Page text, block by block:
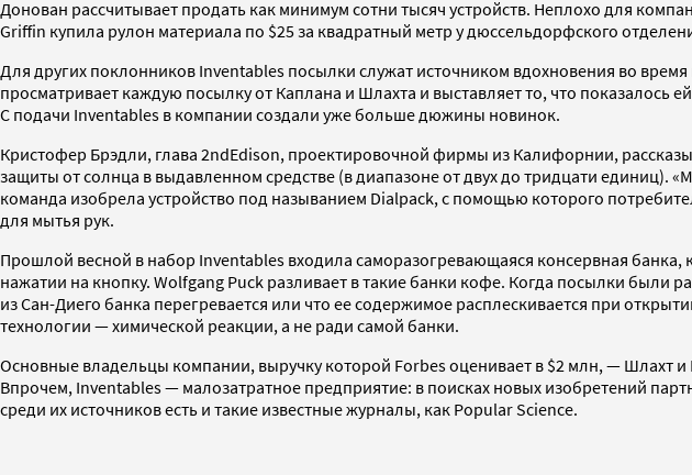
Донован рассчитывает продать как минимум сотни тысяч устройств. Неплохо для
Griffin купила рулон материала по $25 за квадратный метр у дюссельдорфского
Для других поклонников Inventables посылки служат источником вдохновения во
просматривает каждую посылку от Каплана и Шлахта и выставляет то, что
С подачи Inventables в компании создали уже больше дюжины новинок.
Кристофер Брэдли, глава 2ndEdison, проектировочной фирмы из Калифорнии,
защиты от солнца в выдавленном средстве (в диапазоне от двух до тридцати единиц).
команда изобрела устройство под называнием Dialpack, с помощью которого
для мытья рук.
Прошлой весной в набор Inventables входила саморазогревающаяся консервная
нажатии на кнопку. Wolfgang Puck разливает в такие банки кофе. Когда посылки были
из Сан-Диего банка перегревается или что ее содержимое расплескивается при
технологии — химической реакции, а не ради самой банки.
Основные владельцы компании, выручку которой Forbes оценивает в $2 млн, — Шлахт
Впрочем, Inventables — малозатратное предприятие: в поисках новых изобретений
среди их источников есть и такие известные журналы, как Popular Science.